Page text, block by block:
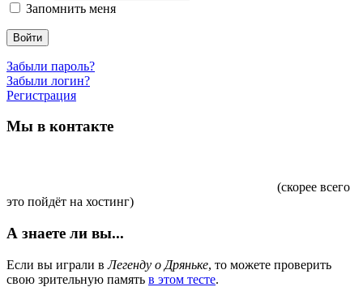
Запомнить меня
Войти
Забыли пароль?
Забыли логин?
Регистрация
Мы в контакте
(скорее всего
это пойдёт на хостинг)
А знаете ли вы...
Если вы играли вЛегенду о Дряньке, то можете проверить
свою зрительную память в этом тесте.